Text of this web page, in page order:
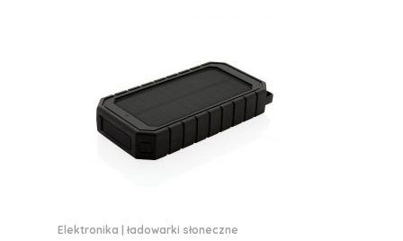
Elektronika ładowarki słoneczne